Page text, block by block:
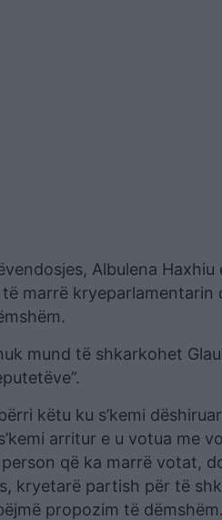
Albulena
marrë
mund të shkarkohet
këtu ku s’kemi
arritur e u votua me
që ka marrë votat,
kryetarë partish për të
propozim të